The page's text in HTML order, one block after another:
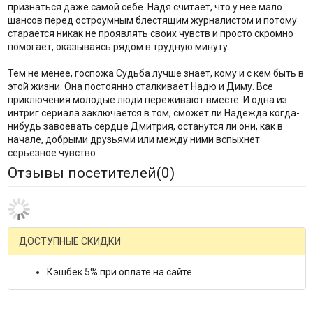
признаться даже самой себе. Надя считает, что у нее мало
шансов перед остроумным блестящим журналистом и потому
старается никак не проявлять своих чувств и просто скромно
помогает, оказываясь рядом в трудную минуту.
Тем не менее, госпожа Судьба лучше знает, кому и с кем быть в
этой жизни. Она постоянно сталкивает Надю и Диму. Все
приключения молодые люди переживают вместе. И одна из
интриг сериала заключается в том, сможет ли Надежда когда-
нибудь завоевать сердце Дмитрия, останутся ли они, как в
начале, добрыми друзьями или между ними вспыхнет
серьезное чувство.
Отзывы посетителей(0)
ДОСТУПНЫЕ СКИДКИ
Кэшбек 5% при оплате на сайте